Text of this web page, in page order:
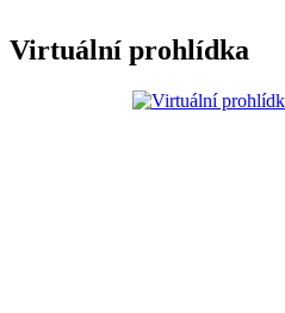
Virtuální prohlídka